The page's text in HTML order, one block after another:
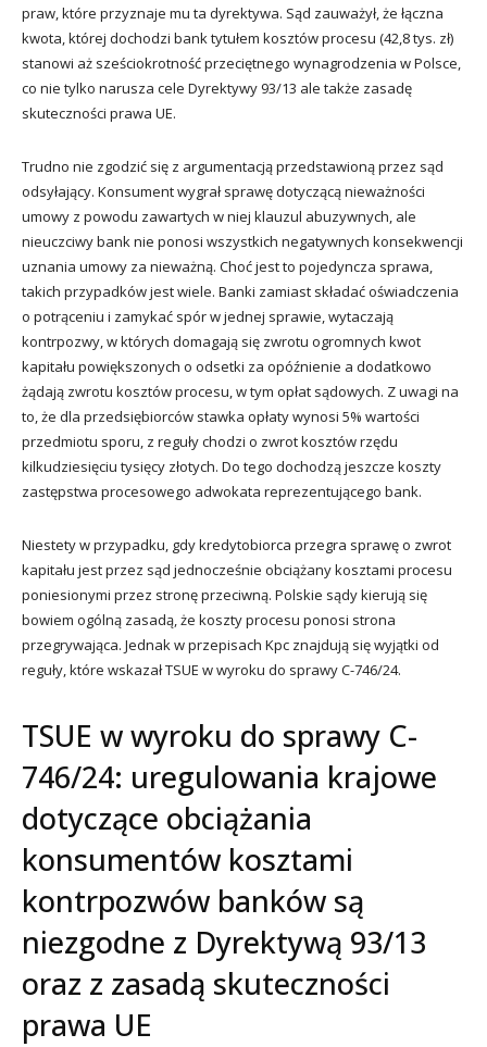
praw, które przyznaje mu ta dyrektywa. Sąd zauważył, że łączna
kwota, której dochodzi bank tytułem kosztów procesu (42,8 tys. zł)
stanowi aż sześciokrotność przeciętnego wynagrodzenia w Polsce,
co nie tylko narusza cele Dyrektywy 93/13 ale także zasadę
skuteczności prawa UE.
Trudno nie zgodzić się z argumentacją przedstawioną przez sąd
odsyłający. Konsument wygrał sprawę dotyczącą nieważności
umowy z powodu zawartych w niej klauzul abuzywnych, ale
nieuczciwy bank nie ponosi wszystkich negatywnych konsekwencji
uznania umowy za nieważną. Choć jest to pojedyncza sprawa,
takich przypadków jest wiele. Banki zamiast składać oświadczenia
o potrąceniu i zamykać spór w jednej sprawie, wytaczają
kontrpozwy, w których domagają się zwrotu ogromnych kwot
kapitału powiększonych o odsetki za opóźnienie a dodatkowo
żądają zwrotu kosztów procesu, w tym opłat sądowych. Z uwagi na
to, że dla przedsiębiorców stawka opłaty wynosi 5% wartości
przedmiotu sporu, z reguły chodzi o zwrot kosztów rzędu
kilkudziesięciu tysięcy złotych. Do tego dochodzą jeszcze koszty
zastępstwa procesowego adwokata reprezentującego bank.
Niestety w przypadku, gdy kredytobiorca przegra sprawę o zwrot
kapitału jest przez sąd jednocześnie obciążany kosztami procesu
poniesionymi przez stronę przeciwną. Polskie sądy kierują się
bowiem ogólną zasadą, że koszty procesu ponosi strona
przegrywająca. Jednak w przepisach Kpc znajdują się wyjątki od
reguły, które wskazał TSUE w wyroku do sprawy C-746/24.
TSUE w wyroku do sprawy C-
746/24: uregulowania krajowe
dotyczące obciążania
konsumentów kosztami
kontrpozwów banków są
niezgodne z Dyrektywą 93/13
oraz z zasadą skuteczności
prawa UE